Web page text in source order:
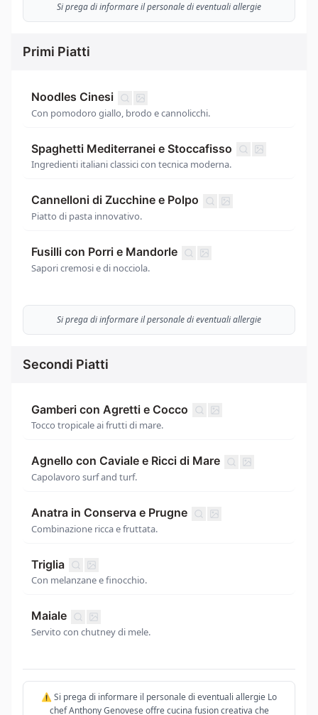
Si prega di informare il personale di eventuali allergie
Primi Piatti
Noodles Cinesi
Con pomodoro giallo, brodo e cannolicchi.
Spaghetti Mediterranei e Stoccafisso
Ingredienti italiani classici con tecnica moderna.
Cannelloni di Zucchine e Polpo
Piatto di pasta innovativo.
Fusilli con Porri e Mandorle
Sapori cremosi e di nocciola.
Si prega di informare il personale di eventuali allergie
Secondi Piatti
Gamberi con Agretti e Cocco
Tocco tropicale ai frutti di mare.
Agnello con Caviale e Ricci di Mare
Capolavoro surf and turf.
Anatra in Conserva e Prugne
Combinazione ricca e fruttata.
Triglia
Con melanzane e finocchio.
Maiale
Servito con chutney di mele.
⚠️ Si prega di informare il personale di eventuali allergie Lo
chef Anthony Genovese offre cucina fusion creativa che